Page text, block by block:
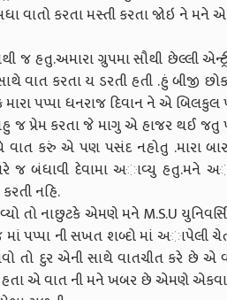
વાતો કરતા મસ્તી કરતા જોઇ ને મને
ગ્રુપમા સૌથી છેલ્લી
વાત કરતા ય ડરતી હતી .હું બીજી
પપ્પા ધનરાજ દિવાન ને એ
જ પ્રેમ કરતા જે માગુ એ હાજર થઈ
વાત કરું એ પણ પસંદ નહોતુ .મારા
જ બંધાવી દેવામા અાવ્યુ હતુ.મને
નહિ.
એમણે મને M.S.U
માં પપ્પા ની સખત શબ્દો માં અાપેલી
તો દુર એની સાથે વાતચીત કરે છે એ
હતા એ વાત ની મને ખબર છે એમણે